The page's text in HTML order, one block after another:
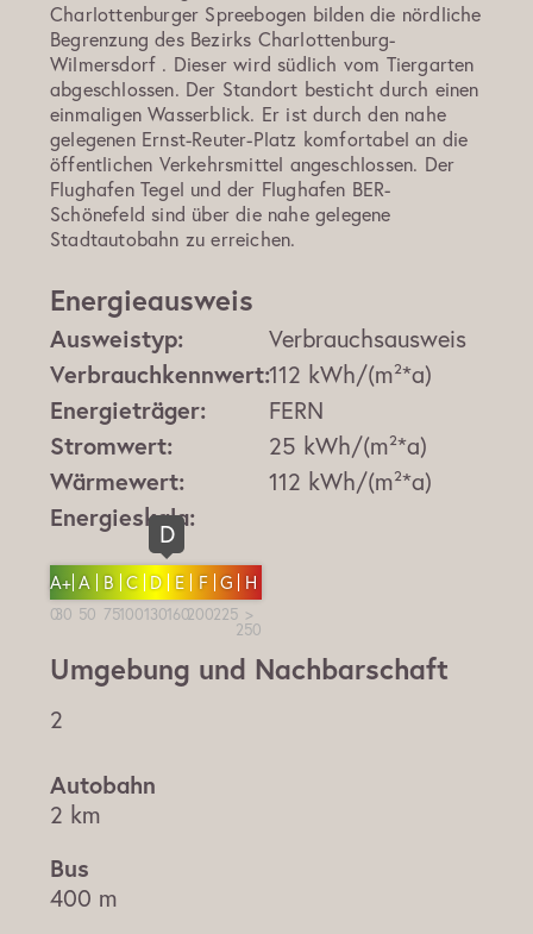
Charlottenburger Spreebogen bilden die nördliche
Begrenzung des Bezirks Charlottenburg-
Wilmersdorf . Dieser wird südlich vom Tiergarten
abgeschlossen. Der Standort besticht durch einen
einmaligen Wasserblick. Er ist durch den nahe
gelegenen Ernst-Reuter-Platz komfortabel an die
öffentlichen Verkehrsmittel angeschlossen. Der
Flughafen Tegel und der Flughafen BER-
Schönefeld sind über die nahe gelegene
Stadtautobahn zu erreichen.
Energieausweis
Ausweistyp:
Verbrauchsausweis
Verbrauchkennwert:112 kWh/(m²*a)
Energieträger:
FERN
Stromwert:
25 kWh/(m²*a)
Wärmewert:
112 kWh/(m²*a)
Energieskala:
D
A+ A B C D E F G H
Umgebung und Nachbarschaft
2
2 km
400 m